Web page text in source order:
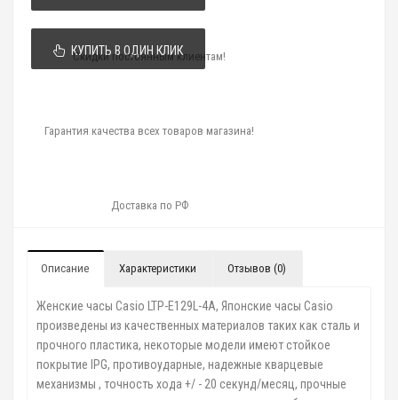
КУПИТЬ В ОДИН КЛИК
Скидки постоянным клиентам!
Гарантия качества всех товаров магазина!
Доставка по РФ
Описание Характеристики Отзывов (0)
Женские часы Casio LTP-E129L-4A, Японские часы Casio
произведены из качественных материалов таких как сталь и
прочного пластика, некоторые модели имеют стойкое
покрытие IPG, противоударные, надежные кварцевые
механизмы , точность хода +/ - 20 секунд/месяц, прочные